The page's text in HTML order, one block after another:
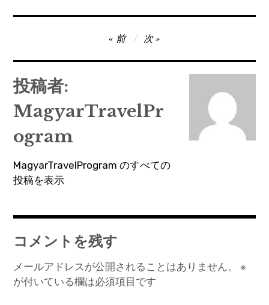
稿
ナ
ビ
ゲ
ー
シ
ョ
ン
前 次
投稿者:
MagyarTravelPr
ogram
MagyarTravelProgram のすべての
投稿を表示
コメントを残す
メールアドレスが公開されることはありません。
※
が付いている欄は必須項目です